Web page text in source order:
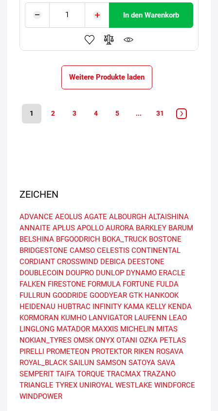
In den Warenkorb
Weitere Produkte laden
1 2 3 4 5 ... 31
ZEICHEN
ADVANCE AEOLUS AGATE ALBOURGH ALTAISHINA
ANNAITE APLUS APOLLO AURORA BARKLEY BARUM
BELSHINA BFGOODRICH BOKA_TRUCK BOSTONE
BRIDGESTONE CAMSO CELESTIS CONTINENTAL
CORDIANT CROSSWIND DEBICA DEESTONE
DOUBLECOIN DOUPRO DUNLOP DYNAMO ERACLE
FALKEN FIRESTONE FORMULA FORTUNE FULDA
FULLRUN GOODRIDE GOODYEAR GTK HANKOOK
HEIDENAU HUBTRAC INFINITY KAMA KELLY KENDA
KORMORAN KUMHO LANVIGATOR LAUFENN LEAO
LINGLONG MATADOR MAXXIS MICHELIN MITAS
NOKIAN_TYRES OMSK ONYX OTANI OZKA PETLAS
PIRELLI PROMETEON PROTEKTOR RIKEN ROSAVA
ROYAL_BLACK SAILUN SAMSON SATOYA SAVA
SEMPERIT TAIFA TORQUE TRACMAX TRAZANO
TRIANGLE TYREX UNIROYAL WESTLAKE WINDFORCE
WINDPOWER